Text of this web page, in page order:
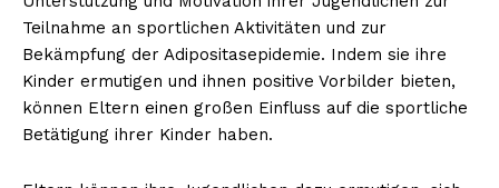
NEWSLETTER ABONNIEREN
Teilnahme an sportlichen Aktivitäten und zur
Bekämpfung der Adipositasepidemie. Indem sie ihre
Kinder ermutigen und ihnen positive Vorbilder bieten,
können Eltern einen großen Einfluss auf die sportliche
Betätigung ihrer Kinder haben.